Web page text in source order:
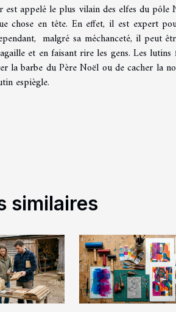
appelé le plus vilain des elfes du
chose en tête. En effet, il est expert
malgré sa méchanceté, il peut
et en faisant rire les gens. Les
la barbe du Père Noël ou de cacher la
espiègle.
similaires